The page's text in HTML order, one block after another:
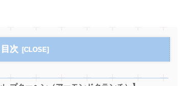
目次